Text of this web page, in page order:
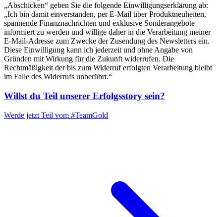
„Abschicken“ geben Sie die folgende Einwilligungserklärung ab:
„Ich bin damit einverstanden, per E-Mail über Produktneuheiten,
spannende Finanznachrichten und exklusive Sonderangebote
informiert zu werden und willige daher in die Verarbeitung meiner
E-Mail-Adresse zum Zwecke der Zusendung des Newsletters ein.
Diese Einwilligung kann ich jederzeit und ohne Angabe von
Gründen mit Wirkung für die Zukunft widerrufen. Die
Rechtmäßigkeit der bis zum Widerruf erfolgten Verarbeitung bleibt
im Falle des Widerrufs unberührt.“
Willst du Teil unserer Erfolgsstory sein?
Werde jetzt Teil vom #TeamGold